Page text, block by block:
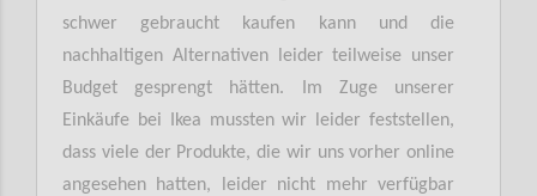
schwer gebraucht kaufen kann und die
nachhaltigen Alternativen leider teilweise unser
Budget gesprengt hätten. Im Zuge unserer
Einkäufe bei Ikea mussten wir leider feststellen,
dass viele der Produkte, die wir uns vorher online
angesehen hatten, leider nicht mehr verfügbar